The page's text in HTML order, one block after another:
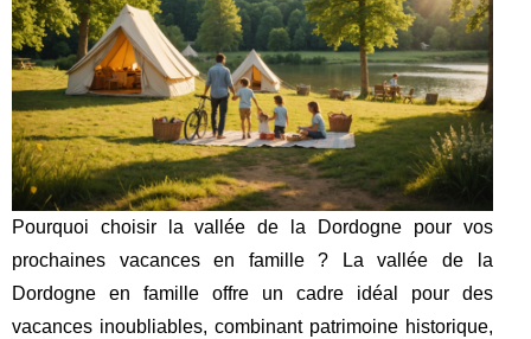
Pourquoi choisir la vallée de la Dordogne pour vos
prochaines vacances en famille ? La vallée de la
Dordogne en famille offre un cadre idéal pour des
vacances inoubliables, combinant patrimoine historique,